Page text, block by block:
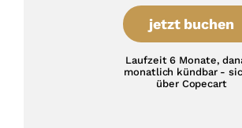
jetzt buchen
Laufzeit 6 Monate, danach
monatlich kündbar - sicher
über Copecart